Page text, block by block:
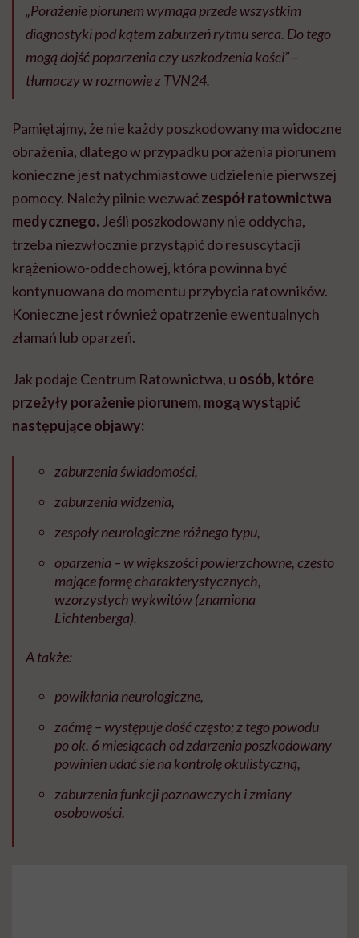
„Porażenie piorunem wymaga przede wszystkim
diagnostyki pod kątem zaburzeń rytmu serca. Do tego
mogą dojść poparzenia czy uszkodzenia kości” –
tłumaczy w rozmowie z TVN24.
Pamiętajmy, że nie każdy poszkodowany ma widoczne
obrażenia, dlatego w przypadku porażenia piorunem
konieczne jest natychmiastowe udzielenie pierwszej
pomocy. Należy pilnie wezwaćzespół ratownictwa
medycznego. Jeśli poszkodowany nie oddycha,
trzeba niezwłocznie przystąpić do resuscytacji
krążeniowo-oddechowej, która powinna być
kontynuowana do momentu przybycia ratowników.
Konieczne jest również opatrzenie ewentualnych
złamań lub oparzeń.
Jak podaje Centrum Ratownictwa, u osób, które
przeżyły porażenie piorunem, mogą wystąpić
następujące objawy:
zaburzenia świadomości,
zaburzenia widzenia,
zespoły neurologiczne różnego typu,
oparzenia – w większości powierzchowne, często
mające formę charakterystycznych,
wzorzystych wykwitów (znamiona
Lichtenberga).
A także:
powikłania neurologiczne,
zaćmę – występuje dość często; z tego powodu
po ok. 6 miesiącach od zdarzenia poszkodowany
powinien udać się na kontrolę okulistyczną,
zaburzenia funkcji poznawczych i zmiany
osobowości.